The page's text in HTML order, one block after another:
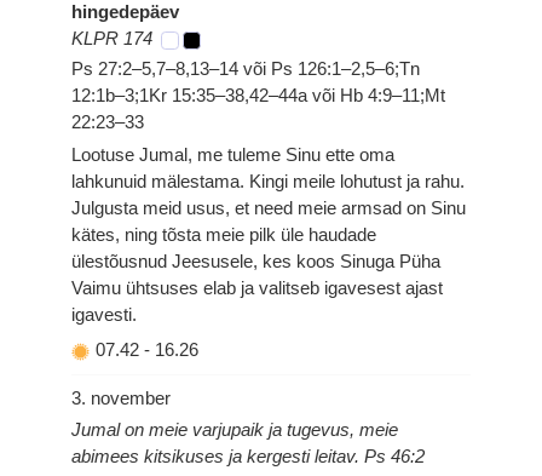
hingedepäev
KLPR 174
Ps 27:2–5,7–8,13–14 või Ps 126:1–2,5–6;Tn
12:1b–3;1Kr 15:35–38,42–44a või Hb 4:9–11;Mt
22:23–33
Lootuse Jumal, me tuleme Sinu ette oma
lahkunuid mälestama. Kingi meile lohutust ja rahu.
Julgusta meid usus, et need meie armsad on Sinu
kätes, ning tõsta meie pilk üle haudade
ülestõusnud Jeesusele, kes koos Sinuga Püha
Vaimu ühtsuses elab ja valitseb igavesest ajast
igavesti.
07.42 - 16.26
3. november
Jumal on meie varjupaik ja tugevus, meie
abimees kitsikuses ja kergesti leitav. Ps 46:2